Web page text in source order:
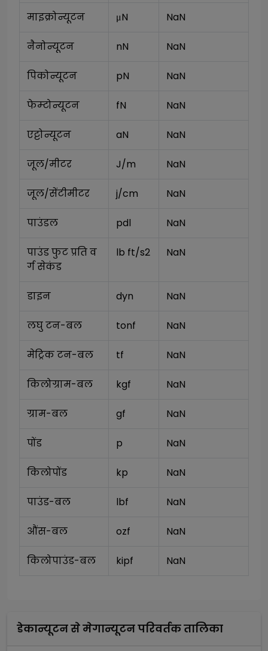
माइक्रोन्यूटन μN NaN
नैनोन्यूटन nN NaN
पिकोन्यूटन pN NaN
फेम्टोन्यूटन fN NaN
एट्टोन्यूटन aN NaN
जूल/मीटर J/m NaN
जूल/सेंटीमीटर j/cm NaN
पाउंडल pdl NaN
पाउंड फुट प्रति व
र्ग सेकंड
lb ft/s2 NaN
डाइन dyn NaN
लघु टन-बल tonf NaN
मेट्रिक टन-बल tf NaN
किलोग्राम-बल kgf NaN
ग्राम-बल gf NaN
पोंड p NaN
किलोपोंड kp NaN
पाउंड-बल lbf NaN
औंस-बल ozf NaN
किलोपाउंड-बल kipf NaN
डेकान्यूटनसेमेगान्यूटनपरिवर्तक तालिका